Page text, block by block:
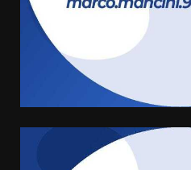
Savelletri
grande
Santis
universitari
giusta”